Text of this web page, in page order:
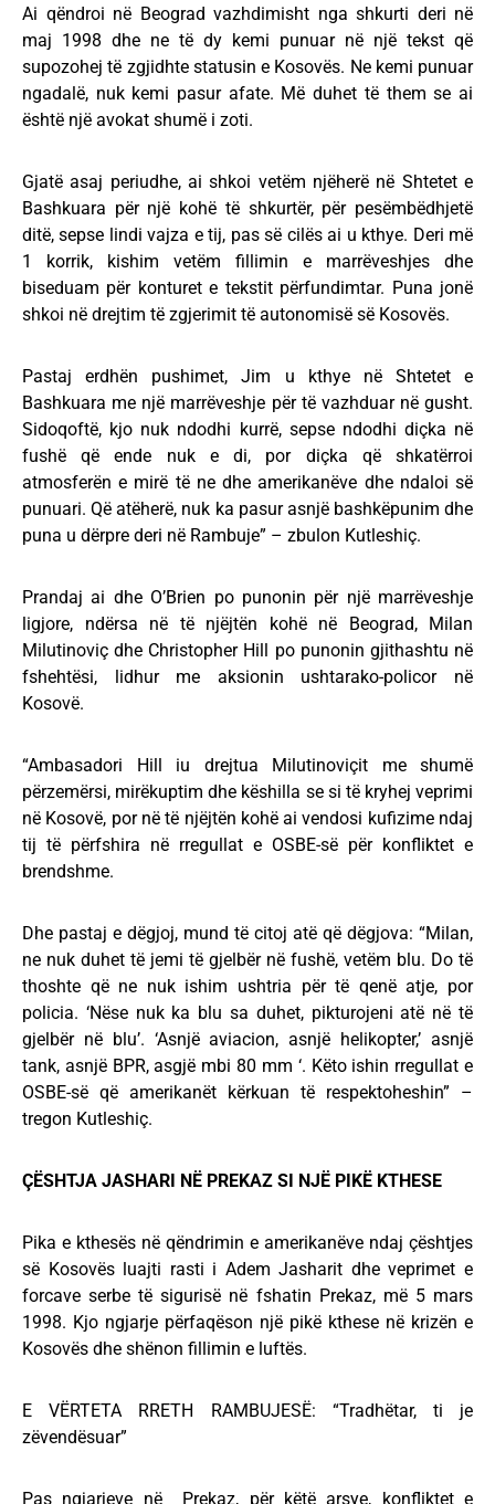
Ai qëndroi në Beograd vazhdimisht nga shkurti deri në
maj 1998 dhe ne të dy kemi punuar në një tekst që
supozohej të zgjidhte statusin e Kosovës. Ne kemi punuar
ngadalë, nuk kemi pasur afate. Më duhet të them se ai
është një avokat shumë i zoti.
Gjatë asaj periudhe, ai shkoi vetëm njëherë në Shtetet e
Bashkuara për një kohë të shkurtër, për pesëmbëdhjetë
ditë, sepse lindi vajza e tij, pas së cilës ai u kthye. Deri më
1 korrik, kishim vetëm fillimin e marrëveshjes dhe
biseduam për konturet e tekstit përfundimtar. Puna jonë
shkoi në drejtim të zgjerimit të autonomisë së Kosovës.
Pastaj erdhën pushimet, Jim u kthye në Shtetet e
Bashkuara me një marrëveshje për të vazhduar në gusht.
Sidoqoftë, kjo nuk ndodhi kurrë, sepse ndodhi diçka në
fushë që ende nuk e di, por diçka që shkatërroi
atmosferën e mirë të ne dhe amerikanëve dhe ndaloi së
punuari. Që atëherë, nuk ka pasur asnjë bashkëpunim dhe
puna u dërpre deri në Rambuje” – zbulon Kutleshiç.
Prandaj ai dhe O’Brien po punonin për një marrëveshje
ligjore, ndërsa në të njëjtën kohë në Beograd, Milan
Milutinoviç dhe Christopher Hill po punonin gjithashtu në
fshehtësi, lidhur me aksionin ushtarako-policor në
Kosovë.
“Ambasadori Hill iu drejtua Milutinoviçit me shumë
përzemërsi, mirëkuptim dhe këshilla se si të kryhej veprimi
në Kosovë, por në të njëjtën kohë ai vendosi kufizime ndaj
tij të përfshira në rregullat e OSBE-së për konfliktet e
brendshme.
Dhe pastaj e dëgjoj, mund të citoj atë që dëgjova: “Milan,
ne nuk duhet të jemi të gjelbër në fushë, vetëm blu. Do të
thoshte që ne nuk ishim ushtria për të qenë atje, por
policia. ‘Nëse nuk ka blu sa duhet, pikturojeni atë në të
gjelbër në blu’. ‘Asnjë aviacion, asnjë helikopter,’ asnjë
tank, asnjë BPR, asgjë mbi 80 mm ‘. Këto ishin rregullat e
OSBE-së që amerikanët kërkuan të respektoheshin” –
tregon Kutleshiç.
ÇËSHTJA JASHARI NË PREKAZ SI NJË PIKË KTHESE
Pika e kthesës në qëndrimin e amerikanëve ndaj çështjes
së Kosovës luajti rasti i Adem Jasharit dhe veprimet e
forcave serbe të sigurisë në fshatin Prekaz, më 5 mars
1998. Kjo ngjarje përfaqëson një pikë kthese në krizën e
Kosovës dhe shënon fillimin e luftës.
E VËRTETA RRETH RAMBUJESË: “Tradhëtar, ti je
zëvendësuar”
Pas ngjarjeve në Prekaz, për këtë arsye, konfliktet e